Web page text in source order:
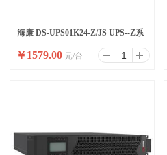
海康 DS-UPS01K24-Z/JS UPS--Z系
列机架式标机1KVA
￥1579.00 元/台